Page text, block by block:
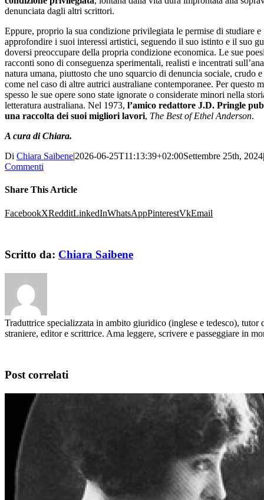
denunciata dagli altri scrittori.
Eppure, proprio la sua condizione privilegiata le permise di studiare e
approfondire i suoi interessi artistici, seguendo il suo istinto e il suo
doversi preoccupare della propria condizione economica. Le sue
racconti sono di conseguenza sperimentali, realisti e incentrati
natura umana, piuttosto che uno squarcio di denuncia sociale, crudo
come nel caso di altre autrici australiane contemporanee. Per questo
spesso le sue opere sono state ignorate o considerate minori nella
letteratura australiana. Nel 1973, l’amico redattore J.D. Pringle
una raccolta dei suoi migliori lavori, The Best of Ethel Anderson.
A cura di Chiara.
Di Chiara Saibene|2026-06-25T11:13:39+02:00Settembre 25th, 2024|
Commenti
Share This Article
FacebookXRedditLinkedInWhatsAppPinterestVkEmail
Scritto da: Chiara Saibene
Traduttrice specializzata in ambito giuridico (inglese e tedesco), tutor
straniere, editor e scrittrice. Ama leggere, scrivere e passeggiare in
Post correlati